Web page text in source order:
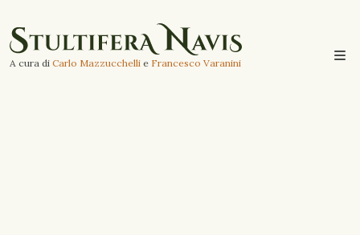
A cura di Carlo Mazzucchelli e Francesco Varanini